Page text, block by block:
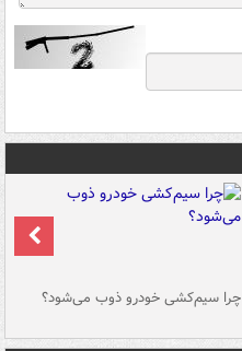
چرا سیم‌کشی خودرو ذوب می‌شود؟